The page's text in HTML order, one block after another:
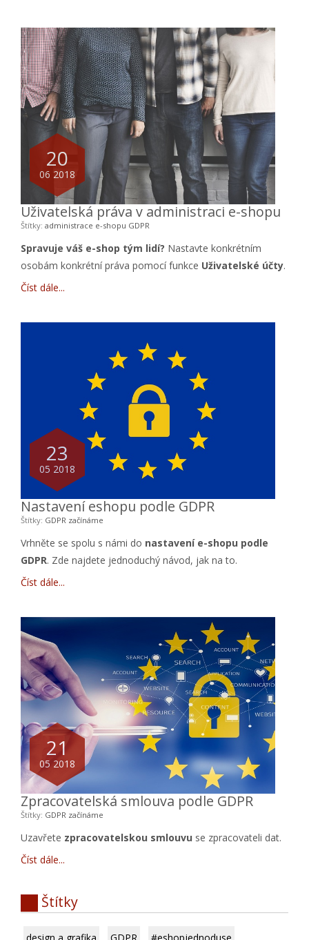
20
06 2018
Uživatelská práva v administraci e-shopu
Štítky: administrace e-shopu GDPR
Spravuje váš e-shop tým lidí? Nastavte konkrétním
osobám konkrétní práva pomocí funkce Uživatelské účty.
Číst dále
23
05 2018
Nastavení eshopu podle GDPR
Štítky: GDPR začínáme
Vrhněte se spolu s námi do nastavení e-shopu podle
GDPR. Zde najdete jednoduchý návod, jak na to.
Číst dále
21
05 2018
Zpracovatelská smlouva podle GDPR
Štítky: GDPR začínáme
Uzavřete zpracovatelskou smlouvu se zpracovateli dat.
Číst dále
Štítky